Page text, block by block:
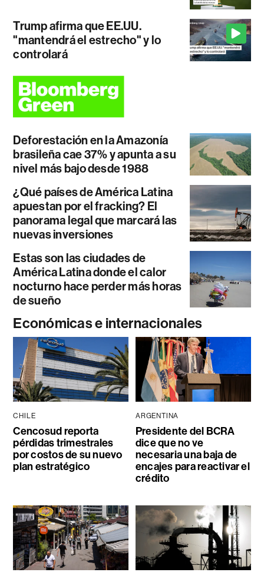
Trump afirma que EE.UU.
"mantendrá el estrecho" y lo
controlará
Deforestación en la Amazonía
brasileña cae 37% y apunta a su
nivel más bajo desde 1988
¿Qué países de América Latina
apuestan por el fracking? El
panorama legal que marcará las
nuevas inversiones
Estas son las ciudades de
América Latina donde el calor
nocturno hace perder más horas
de sueño
Económicas e internacionales
CHILE
Cencosud reporta
pérdidas trimestrales
por costos de su nuevo
plan estratégico
ARGENTINA
Presidente del BCRA
dice que no ve
necesaria una baja de
encajes para reactivar el
crédito